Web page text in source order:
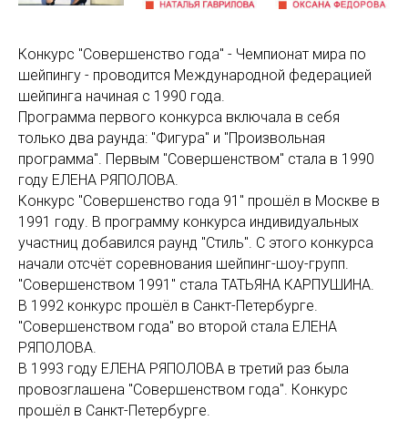
Конкурс "Совершенство года" - Чемпионат мира по
шейпингу - проводится Международной федерацией
шейпинга начиная с 1990 года.
Программа первого конкурса включала в себя
только два раунда: "Фигура" и "Произвольная
программа". Первым "Совершенством" стала в 1990
году ЕЛЕНА РЯПОЛОВА.
Конкурс "Совершенство года 91" прошёл в Москве в
1991 году. В программу конкурса индивидуальных
участниц добавился раунд "Стиль". С этого конкурса
начали отсчёт соревнования шейпинг-шоу-групп.
"Совершенством 1991" стала ТАТЬЯНА КАРПУШИНА.
В 1992 конкурс прошёл в Санкт-Петербурге.
"Совершенством года" во второй стала ЕЛЕНА
РЯПОЛОВА.
В 1993 году ЕЛЕНА РЯПОЛОВА в третий раз была
провозглашена "Совершенством года". Конкурс
прошёл в Санкт-Петербурге.